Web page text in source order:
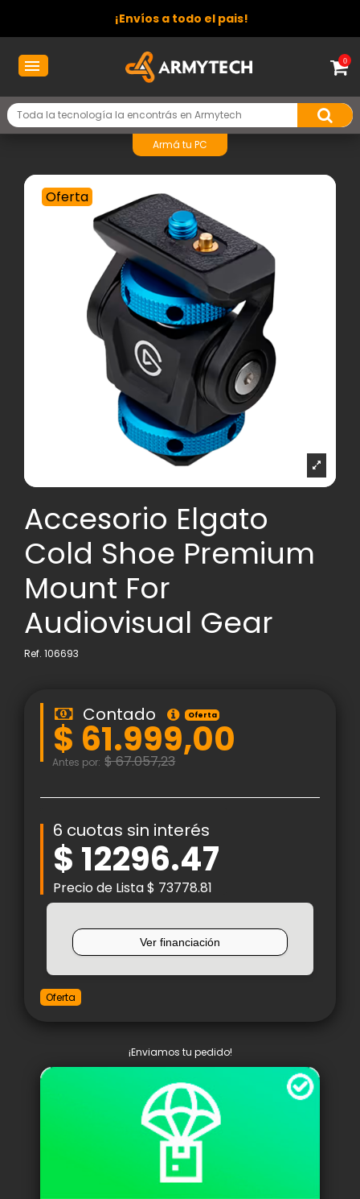
¡Envíos a todo el pais!
0
Armá tu PC
Oferta
Accesorio Elgato
Cold Shoe Premium
Mount For
Audiovisual Gear
Ref. 106693
Contado Oferta
$ 61.999,00
Antes por: $ 67.057,23
6 cuotas sin interés
$ 12296.47
Precio de Lista $ 73778.81
Oferta
¡Enviamos tu pedido!